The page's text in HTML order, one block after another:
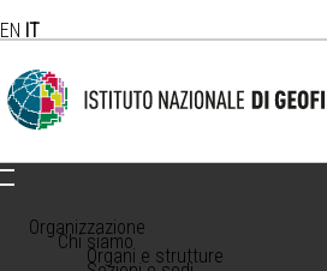
EN IT
Organizzazione
Chi siamo
Organi e strutture